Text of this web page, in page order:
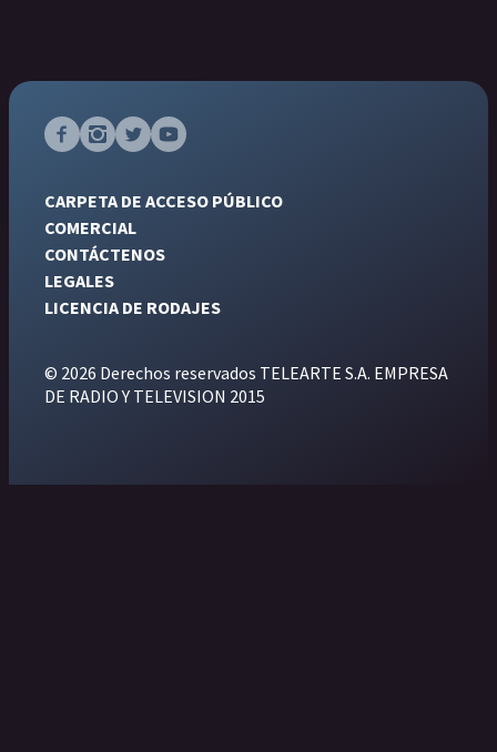
CARPETA DE ACCESO PÚBLICO
COMERCIAL
CONTÁCTENOS
LEGALES
LICENCIA DE RODAJES
© 2026 Derechos reservados TELEARTE S.A. EMPRESA
DE RADIO Y TELEVISION 2015